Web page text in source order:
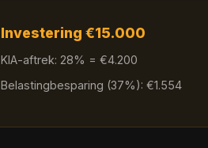
Investering €15.000
KIA-aftrek: 28% = €4.200
Belastingbesparing (37%): €1.554